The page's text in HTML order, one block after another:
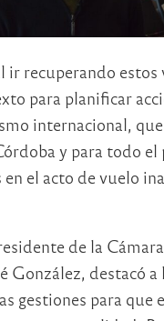
ir recuperando estos
para planificar
internacional,
y para todo el
el acto de vuelo
de la
González, destacó a
gestiones para que